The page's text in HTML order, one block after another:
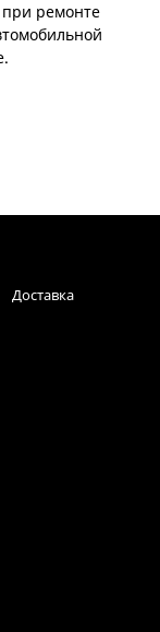
при ремонте
Доставка